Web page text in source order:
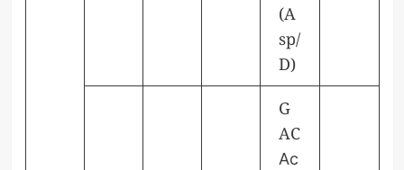
(A
sp/
D)
G
AC
Ас